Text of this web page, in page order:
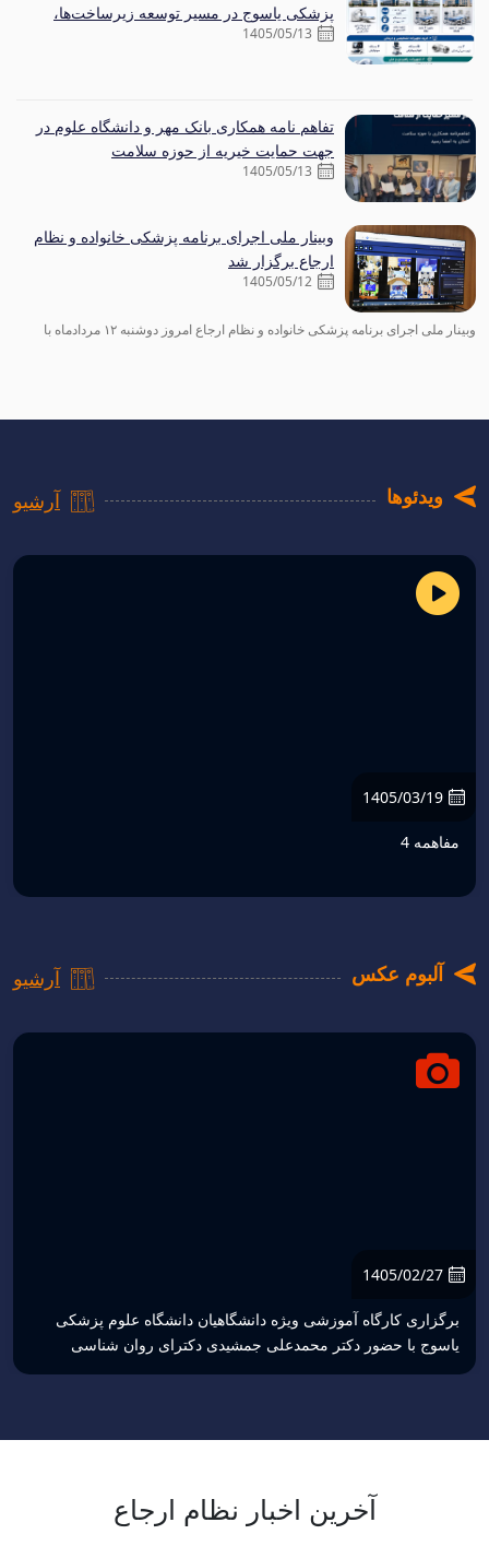
پزشکی یاسوج در مسیر توسعه زیرساخت‌ها،
افزایش ظرفیت درمانی و تجهیز بیمارستان‌های
1405/05/13
تفاهم نامه همکاری بانک مهر و دانشگاه علوم در
جهت حمایت خیریه از حوزه سلامت
1405/05/13
وبینار ملی اجرای برنامه پزشکی خانواده و نظام
ارجاع برگزار شد
1405/05/12
وبینار ملی اجرای برنامه پزشکی خانواده و نظام ارجاع امروز دوشنبه ۱۲ مردادماه با
ویدئوها آرشیو
1405/03/19
مفاهمه 4
آلبوم عکس آرشیو
1405/02/27
برگزاری کارگاه آموزشی ویژه دانشگاهیان دانشگاه علوم پزشکی
یاسوج با حضور دکتر محمدعلی جمشیدی دکترای روان شناسی
سلامت
آخرین اخبار نظام ارجاع